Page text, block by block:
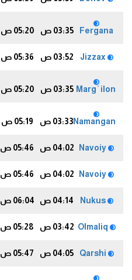
Fergana 03:35 ص 05:20 ص
03:52 ص 05:36 ص
Marg`ilon 03:35 ص 05:20 ص
Namangan03:33 ص 05:19 ص
04:02 ص 05:46 ص
04:02 ص 05:46 ص
Nukus 04:14 ص 06:04 ص
03:42 ص 05:28 ص
04:05 ص 05:47 ص